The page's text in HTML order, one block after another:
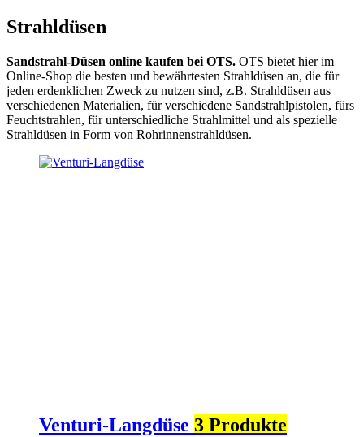
Strahldüsen
Sandstrahl-Düsen online kaufen bei OTS. OTS bietet hier im
Online-Shop die besten und bewährtesten Strahldüsen an, die für
jeden erdenklichen Zweck zu nutzen sind, z.B. Strahldüsen aus
verschiedenen Materialien, für verschiedene Sandstrahlpistolen, fürs
Feuchtstrahlen, für unterschiedliche Strahlmittel und als spezielle
Strahldüsen in Form von Rohrinnenstrahldüsen.
Venturi-Langdüse 3 Produkte